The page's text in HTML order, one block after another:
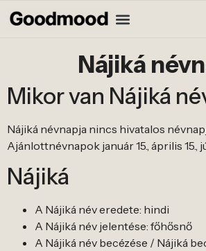
Nájiká
Mikor van Nájiká
Nájiká névnapja nincs hivatalos
Ajánlottnévnapok január 15., április 15.,
Nájiká
A Nájiká név eredete: hindi
A Nájiká név jelentése: főhősnő
A Nájiká név becézése / Nájiká